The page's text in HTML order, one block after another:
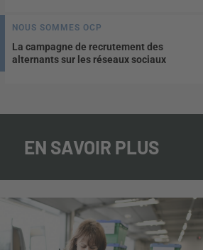
NOUS SOMMES OCP
La campagne de recrutement des
alternants sur les réseaux sociaux
EN SAVOIR PLUS